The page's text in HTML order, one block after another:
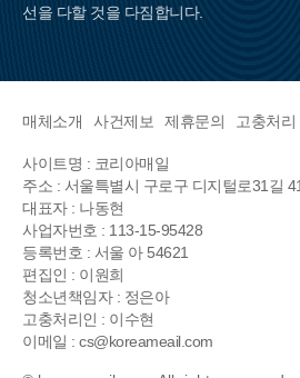
선을 다할 것을 다짐합니다.
매체소개 사건제보 제휴문의 고충처리
사이트명 : 코리아매일
주소 : 서울특별시 구로구 디지털로31길
대표자 : 나동현
사업자번호 : 113-15-95428
등록번호 : 서울 아 54621
편집인 : 이원희
청소년책임자 : 정은아
고충처리인 : 이수현
이메일 : cs@koreameail.com